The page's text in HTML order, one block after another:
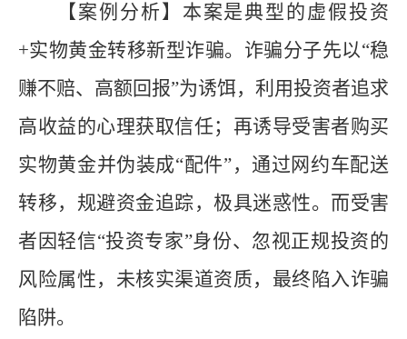
【 案例分析】 本案是典型的虚假投资
+实物黄金转移新型诈骗。诈骗分子先以“稳
赚不赔、高额回报”为诱饵，利用投资者追求
高收益的心理获取信任；再诱导受害者购买
实物黄金并伪装成“配件”，通过网约车配送
转移，规避资金追踪，极具迷惑性。而受害
者因轻信“投资专家”身份、忽视正规投资的
风险属性，未核实渠道资质，最终陷入诈骗
陷阱。